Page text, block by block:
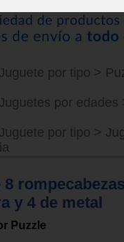
Juguete por tipo >
Juguetes por edades
Juguete por tipo >
8
y 4 de metal
Puzzle